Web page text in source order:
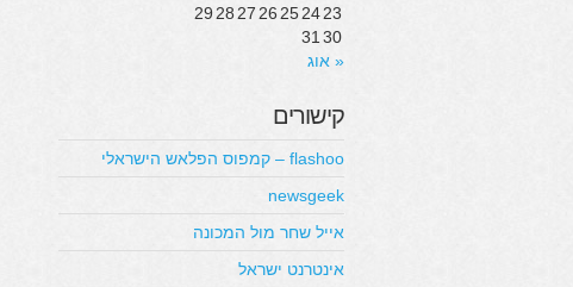
23
24
25
26
27
28
29
30
31
« אוג
קישורים
flashoo – קמפוס הפלאש הישראלי
newsgeek
אייל שחר מול המכונה
אינטרנט ישראל